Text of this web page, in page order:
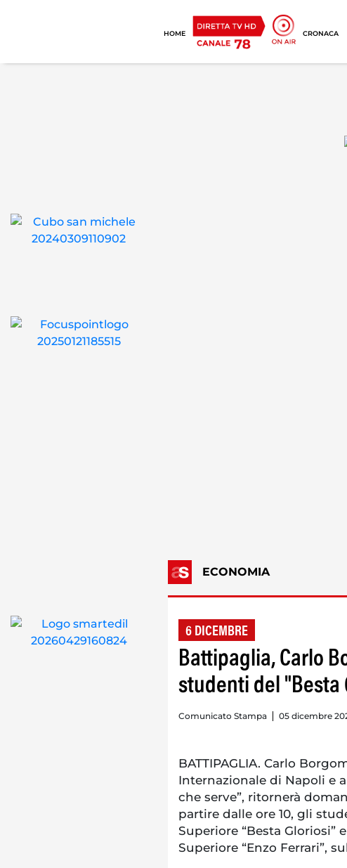
HOME CRONACA
ECONOMIA
6 DICEMBRE
Battipaglia, Carlo
studenti del "Besta
Comunicato Stampa 05 dicembre
BATTIPAGLIA. Carlo
Internazionale di Napoli e
che serve”, ritornerà
partire dalle ore 10, gli
Superiore “Besta Gloriosi”
Superiore “Enzo Ferrari”,